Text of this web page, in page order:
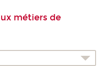
métiers de